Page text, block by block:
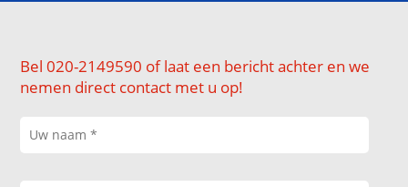
Bel 020-2149590 of laat een bericht achter en we
nemen direct contact met u op!